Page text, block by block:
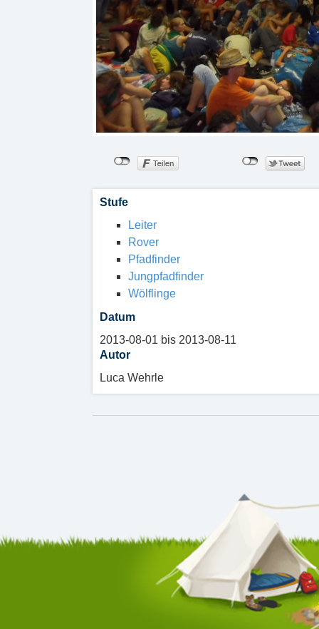
Stufe
Leiter
Rover
Pfadfinder
Jungpfadfinder
Wölflinge
Datum
2013-08-01 bis 2013-08-11
Autor
Luca Wehrle